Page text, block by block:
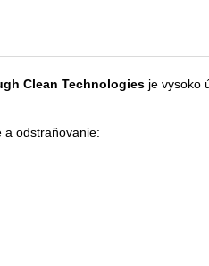
Clean Technologies je vysoko
a odstraňovanie: